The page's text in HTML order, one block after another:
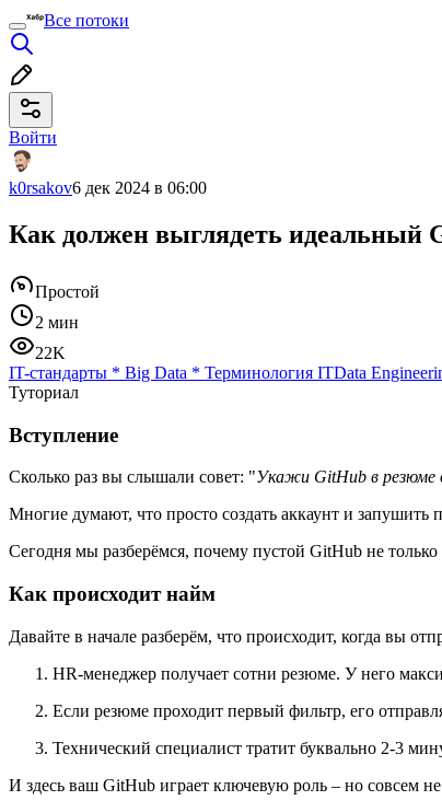
Все потоки
Войти
k0rsakov6 дек 2024 в 06:00
Как должен выглядеть идеальный
Простой
2 мин
22K
IT-стандарты * Big Data * Терминология ITData
Туториал
Вступление
Сколько раз вы слышали совет: "Укажи GitHub в резюме
Многие думают, что просто создать аккаунт и запушить
Сегодня мы разберёмся, почему пустой GitHub не
Как происходит найм
Давайте в начале разберём, что происходит, когда вы
HR-менеджер получает сотни резюме. У него
Если резюме проходит первый фильтр, его
Технический специалист тратит буквально 2-3
И здесь ваш GitHub играет ключевую роль – но совсем